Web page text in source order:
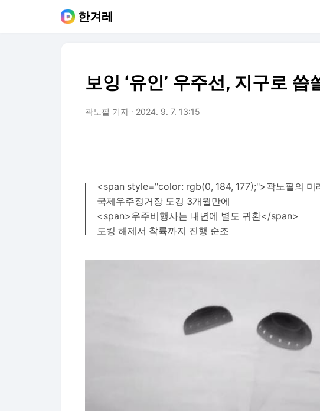
한겨레
보잉 ‘유인’ 우주선, 지구로 씁
곽노필 기자 2024. 9. 7. 13:15
<span style="color: rgb(0, 184, 177);">곽노필의 미
국제우주정거장 도킹 3개월만에
<span>우주비행사는 내년에 별도 귀환</span>
도킹 해제서 착륙까지 진행 순조